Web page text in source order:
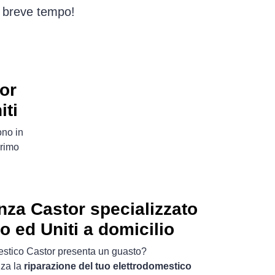
tempo!
in
Castor specializzato
ed Uniti a domicilio
Castor presenta un guasto?
la riparazione del tuo elettrodomestico